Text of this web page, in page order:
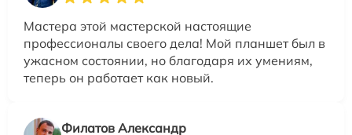
Мастера этой мастерской настоящие
профессионалы своего дела! Мой планшет был в
ужасном состоянии, но благодаря их умениям,
теперь он работает как новый.
Филатов Александр